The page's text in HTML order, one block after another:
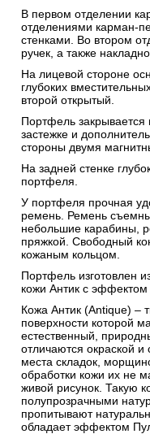
В первом отделении
отделениями карман-
стенками. Во втором
ручек, а также
На лицевой стороне
глубоких
второй открытый.
Портфель
застежке и
стороны двумя
На задней стенке
портфеля.
У портфеля прочная
ремень. Ремень
небольшие карабины,
пряжкой. Свободный
кожаным кольцом.
Портфель изготовлен
кожи Антик c эффектом
Кожа Антик (Antique) –
поверхности которой
естественный,
отличаются окраской
места складок,
обработки кожи их не
живой рисунок. Такую
полупрозрачными
пропитывают
обладает эффектом